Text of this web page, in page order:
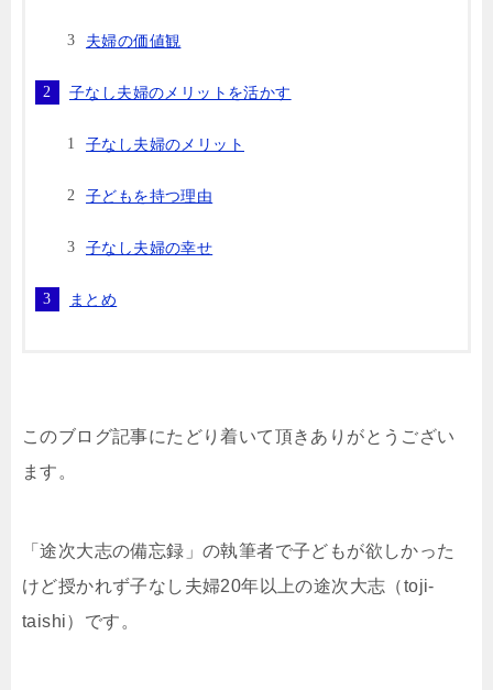
夫婦の価値観
子なし夫婦のメリットを活かす
子なし夫婦のメリット
子どもを持つ理由
子なし夫婦の幸せ
まとめ
このブログ記事にたどり着いて頂きありがとうござい
ます。
「途次大志の備忘録」の執筆者で子どもが欲しかった
けど授かれず子なし夫婦20年以上の途次大志（toji-
taishi）です。